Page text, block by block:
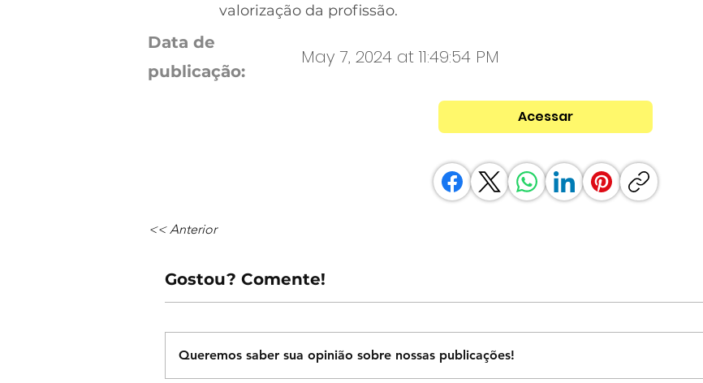
valorização da profissão.
Data de
publicação:
May 7, 2024 at 11:49:54 PM
Acessar
<< Anterior
Gostou? Comente!
Queremos saber sua opinião sobre nossas publicações!